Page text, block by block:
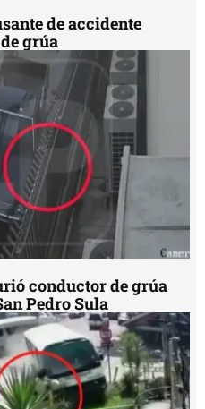
de accidente
grúa
conductor de grúa
Pedro Sula